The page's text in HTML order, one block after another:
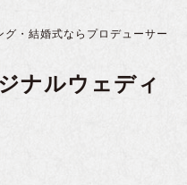
ナルウェディ